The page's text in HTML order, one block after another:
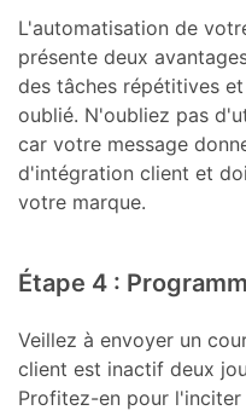
L'automatisation de
présente deux
des tâches répétitives
oublié. N'oubliez pas
car votre message
d'intégration client et
votre marque.
Étape 4 :
Veillez à envoyer un
client est inactif deux
Profitez-en pour